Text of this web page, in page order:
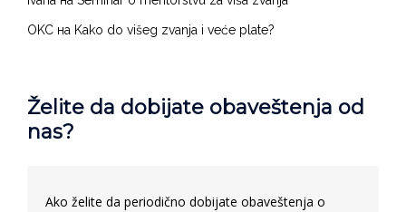
OKC на Kako do višeg zvanja i veće plate?
Želite da dobijate obaveštenja od
nas?
Ako želite da periodično dobijate obaveštenja o